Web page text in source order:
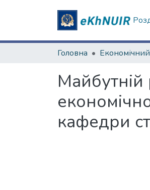
Головна
Майбутній
кафедри